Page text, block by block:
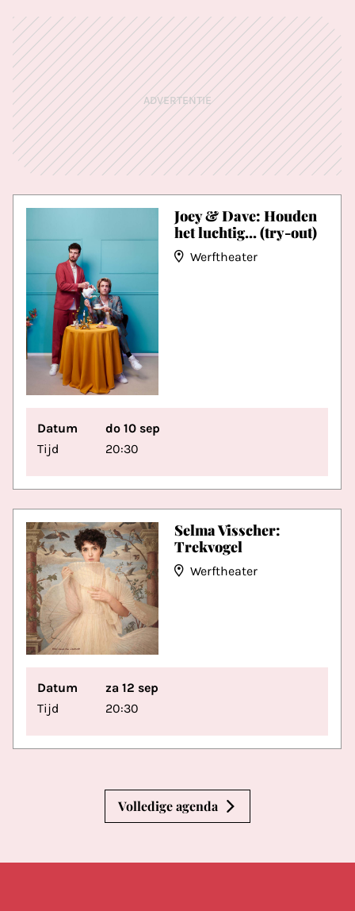
ADVERTENTIE
Joey & Dave: Houden
het luchtig... (try-out)
Werftheater
Datum
do 10 sep
Tijd
20:30
Selma Visscher:
Trekvogel
Werftheater
Datum
za 12 sep
Tijd
20:30
Volledige agenda